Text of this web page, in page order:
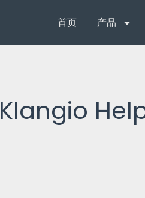
首页 产品
Klangio